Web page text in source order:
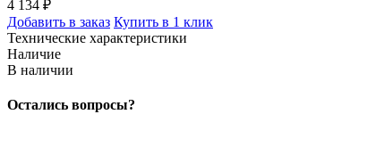
4 134 ₽
Добавить в заказ Купить в 1 клик
Технические характеристики
Наличие
В наличии
Остались вопросы?